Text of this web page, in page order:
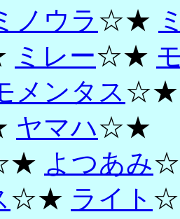
ノウラ ☆★
ミレー☆★
メンタス
ヤマハ☆★
よつあみ
☆★ ライト